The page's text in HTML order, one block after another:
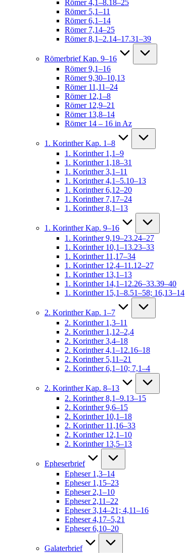
Römer 4,1–8.18–25
Römer 5,1–11
Römer 6,1–14
Römer 7,14–25
Römer 8,1–2.14–17.31–39
Römerbrief Kap. 9–16
Römer 9,1–16
Römer 9,30–10,13
Römer 11,11–24
Römer 12,1–8
Römer 12,9–21
Römer 13,8–14
Römer 14 – 16 in Az
1. Korinther Kap. 1–8
1. Korinther 1,1–9
1. Korinther 1,18–31
1. Korinther 3,1–11
1. Korinther 4,1–5.10–13
1. Korinther 6,12–20
1. Korinther 7,17–24
1. Korinther 8,1–13
1. Korinther Kap. 9–16
1. Korinther 9,19–23.24–27
1. Korinther 10,1–13.23–33
1. Korinther 11,17–34
1. Korinther 12,4–11.12–27
1. Korinther 13,1–13
1. Korinther 14,1–12.26–33.39–40
1. Korinther 15,1–8.51–58; 16,13–14
2. Korinther Kap. 1–7
2. Korinther 1,3–11
2. Korinther 1,12–2,4
2. Korinther 3,4–18
2. Korinther 4,1–12.16–18
2. Korinther 5,11–21
2. Korinther 6,1–10; 7,1–4
2. Korinther Kap. 8–13
2. Korinther 8,1–9.13–15
2. Korinther 9,6–15
2. Korinther 10,1–18
2. Korinther 11,16–33
2. Korinther 12,1–10
2. Korinther 13,5–13
Epheserbrief
Epheser 1,3–14
Epheser 1,15–23
Epheser 2,1–10
Epheser 2,11–22
Epheser 3,14–21; 4,11–16
Epheser 4,17–5,21
Epheser 6,10–20
Galaterbrief